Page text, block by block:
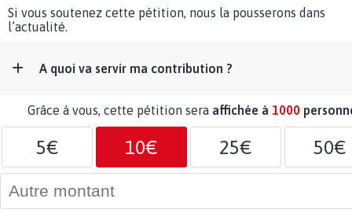
Si vous soutenez cette pétition, nous la pousserons dans
l’actualité.
A quoi va servir ma contribution ?
Grâce à vous, cette pétition sera affichée à 1000
5€ 10€ 25€ 50€